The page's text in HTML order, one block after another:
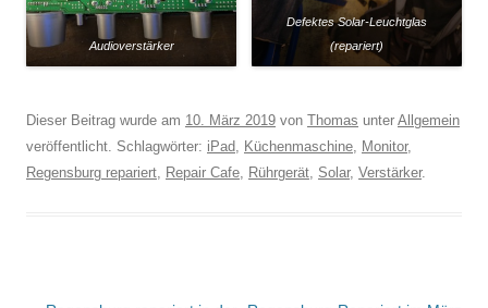
Audioverstärker
Defektes Solar-Leuchtglas
(repariert)
Dieser Beitrag wurde am 10. März 2019 von Thomas unter Allgemein
veröffentlicht. Schlagwörter: iPad, Küchenmaschine, Monitor,
Regensburg repariert, Repair Cafe, Rührgerät, Solar, Verstärker.